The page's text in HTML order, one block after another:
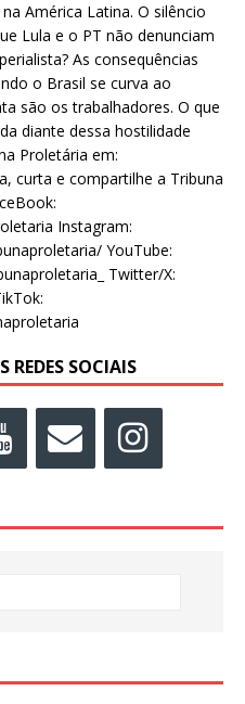
América Latina. O silêncio
Lula e o PT não denunciam
As consequências
o Brasil se curva ao
são os trabalhadores. O que
diante dessa hostilidade
Proletária em:
curta e compartilhe a Tribuna
Instagram:
YouTube:
Twitter/X:
REDES SOCIAIS